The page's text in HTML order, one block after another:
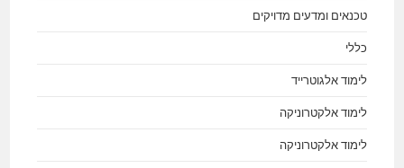
טכנאים ומדעים מדויקים
כללי
לימוד אלגוטרייד
לימוד אלקטרוניקה
לימוד אלקטרוניקה